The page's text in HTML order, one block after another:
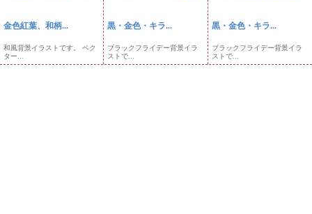
金色紅葉、和柄...
和風背景イラストです。 ベク
ター...
黒・金色・キラ...
ブラックフライデー背景イラ
ストで...
黒・金色・キラ...
ブラックフライデー背景イラ
ストで...